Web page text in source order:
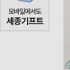
모바일에서도
세종기프트